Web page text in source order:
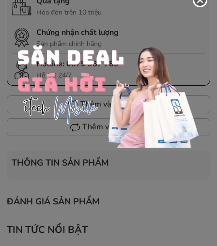
Hóa đơn trên 10 triệu
Chứng nhận chất lượng
Sản phẩm chính hãng
Hotline: 0879 987 789
Hỗ trợ 24/7
Thêm vào yêu thích
Thêm vào so sánh
THÔNG TIN SẢN PHẨM
ĐÁNH GIÁ SẢN PHẨM
TIN TỨC NỔI BẬT